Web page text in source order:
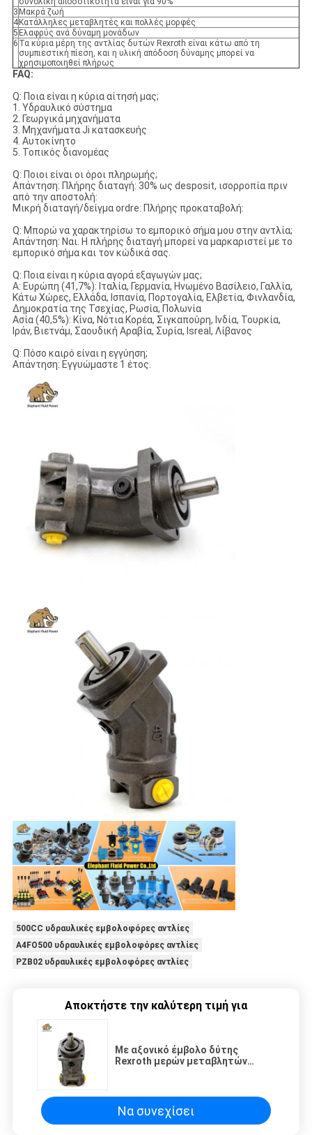
3 Μακρά ζωή
4 Κατάλληλες μεταβλητές και πολλές μορφές
5 Ελαφρύς ανά δύναμη μονάδων
6 Τα κύρια μέρη της αντλίας δυτών Rexroth είναι κάτω από τη
συμπιεστική πίεση, και η υλική απόδοση δύναμης μπορεί να
χρησιμοποιηθεί πλήρως
FAQ:
Q: Ποια είναι η κύρια αίτησή μας;
1. Υδραυλικό σύστημα
2. Γεωργικά μηχανήματα
3. Μηχανήματα Ji κατασκευής
4. Αυτοκίνητο
5. Τοπικός διανομέας
Q: Ποιοι είναι οι όροι πληρωμής;
Απάντηση: Πλήρης διαταγή: 30% ως desposit, ισορροπία πριν
από την αποστολή:
Μικρή διαταγή/δείγμα ordre: Πλήρης προκαταβολή:
Q: Μπορώ να χαρακτηρίσω το εμπορικό σήμα μου στην αντλία;
Απάντηση: Ναι. Η πλήρης διαταγή μπορεί να μαρκαριστεί με το
εμπορικό σήμα και τον κώδικά σας.
Q: Ποια είναι η κύρια αγορά εξαγωγών μας;
Α: Ευρώπη (41,7%): Ιταλία, Γερμανία, Ηνωμένο Βασίλειο, Γαλλία,
Κάτω Χώρες, Ελλάδα, Ισπανία, Πορτογαλία, Ελβετία, Φινλανδία,
Δημοκρατία της Τσεχίας, Ρωσία, Πολωνία
Ασία (40,5%): Κίνα, Νότια Κορέα, Σιγκαπούρη, Ινδία, Τουρκία,
Ιράν, Βιετνάμ, Σαουδική Αραβία, Συρία, Isreal, Λίβανος
Q: Πόσο καιρό είναι η εγγύηση;
Απάντηση: Εγγυώμαστε 1 έτος.
500CC υδραυλικές εμβολοφόρες αντλίες
A4FO500 υδραυλικές εμβολοφόρες αντλίες
PZB02 υδραυλικές εμβολοφόρες αντλίες
Αποκτήστε την καλύτερη τιμή για
Με αξονικό έμβολο δύτης
Rexroth μερών μεταβλητών
Να συνεχίσει